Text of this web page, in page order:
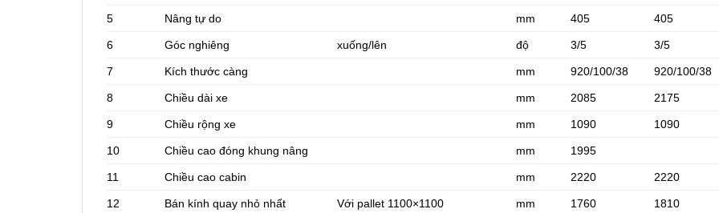
5 Nâng tự do mm 405 405
6 Góc nghiêng xuống/lên độ 3/5 3/5
7 Kích thước càng mm 920/100/38 920/100/38
8 Chiều dài xe mm 2085 2175
9 Chiều rộng xe mm 1090 1090
10 Chiều cao đóng khung nâng mm 1995
11 Chiều cao cabin mm 2220 2220
12 Bán kính quay nhỏ nhất Với pallet 1100×1100 mm 1760 1810